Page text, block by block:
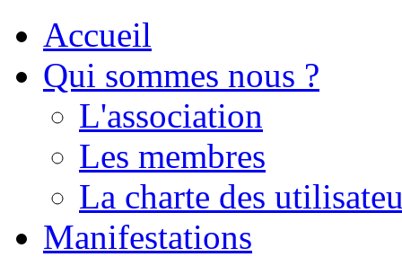
Accueil
Qui sommes nous ?
L'association
Les membres
La charte des
Manifestations